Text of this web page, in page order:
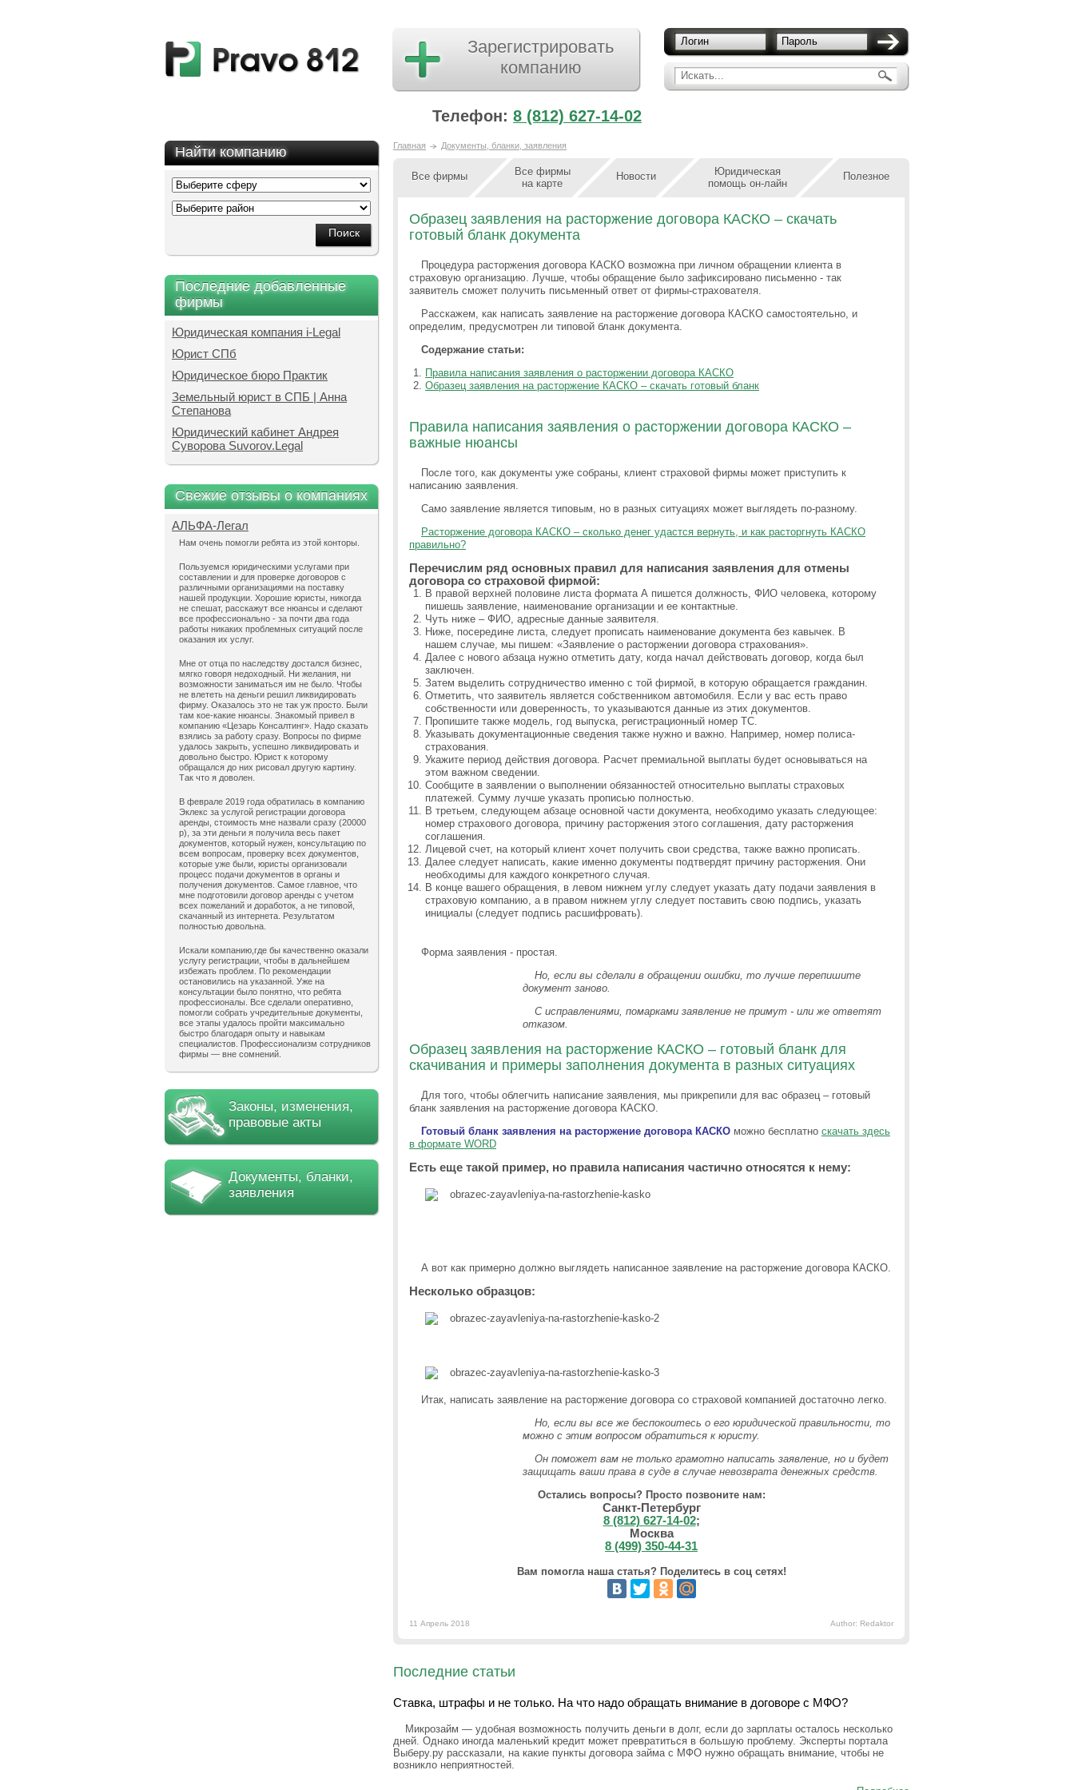
Искать...
Логин Пароль
Зарегистрировать
компанию
Телефон: 8 (812) 627-14-02
Найти компанию
Последние добавленные
фирмы
Юридическая компания i-Legal
Юрист СПб
Юридическое бюро Практик
Земельный юрист в СПБ | Анна
Степанова
Юридический кабинет Андрея
Суворова Suvorov.Legal
Свежие отзывы о компаниях
АЛЬФА-Легал
Нам очень помогли ребята из этой конторы.
Пользуемся юридическими услугами при
составлении и для проверке договоров с
различными организациями на поставку
нашей продукции. Хорошие юристы, никогда
не спешат, расскажут все нюансы и сделают
все профессионально - за почти два года
работы никаких проблемных ситуаций после
оказания их услуг.
Мне от отца по наследству достался бизнес,
мягко говоря недоходный. Ни желания, ни
возможности заниматься им не было. Чтобы
не влететь на деньги решил ликвидировать
фирму. Оказалось это не так уж просто. Были
там кое-какие нюансы. Знакомый привел в
компанию «Цезарь Консалтинг». Надо сказать
взялись за работу сразу. Вопросы по фирме
удалось закрыть, успешно ликвидировать и
довольно быстро. Юрист к которому
обращался до них рисовал другую картину.
Так что я доволен.
В феврале 2019 года обратилась в компанию
Эклекс за услугой регистрации договора
аренды, стоимость мне назвали сразу (20000
р), за эти деньги я получила весь пакет
документов, который нужен, консультацию по
всем вопросам, проверку всех документов,
которые уже были, юристы организовали
процесс подачи документов в органы и
получения документов. Самое главное, что
мне подготовили договор аренды с учетом
всех пожеланий и доработок, а не типовой,
скачанный из интернета. Результатом
полностью довольна.
Искали компанию,где бы качественно оказали
услугу регистрации, чтобы в дальнейшем
избежать проблем. По рекомендации
остановились на указанной. Уже на
консультации было понятно, что ребята
профессионалы. Все сделали оперативно,
помогли собрать учредительные документы,
все этапы удалось пройти максимально
быстро благодаря опыту и навыкам
специалистов. Профессионализм сотрудников
фирмы — вне сомнений.
Законы, изменения,
правовые акты
Документы, бланки,
заявления
Главная Документы, бланки, заявления
Все фирмы
Все фирмы
на карте
Новости
Юридическая
помощь он-лайн
Полезное
Образец заявления на расторжение договора КАСКО – скачать
готовый бланк документа
Процедура расторжения договора КАСКО возможна при личном обращении клиента в
страховую организацию. Лучше, чтобы обращение было зафиксировано письменно - так
заявитель сможет получить письменный ответ от фирмы-страхователя.
Расскажем, как написать заявление на расторжение договора КАСКО самостоятельно, и
определим, предусмотрен ли типовой бланк документа.
Содержание статьи:
Правила написания заявления о расторжении договора КАСКО
Образец заявления на расторжение КАСКО – скачать готовый бланк
Правила написания заявления о расторжении договора КАСКО –
важные нюансы
После того, как документы уже собраны, клиент страховой фирмы может приступить к
написанию заявления.
Само заявление является типовым, но в разных ситуациях может выглядеть по-разному.
Расторжение договора КАСКО – сколько денег удастся вернуть, и как расторгнуть КАСКО
правильно?
Перечислим ряд основных правил для написания заявления для отмены
договора со страховой фирмой:
В правой верхней половине листа формата А пишется должность, ФИО человека, которому
пишешь заявление, наименование организации и ее контактные.
Чуть ниже – ФИО, адресные данные заявителя.
Ниже, посередине листа, следует прописать наименование документа без кавычек. В
нашем случае, мы пишем: «Заявление о расторжении договора страхования».
Далее с нового абзаца нужно отметить дату, когда начал действовать договор, когда был
заключен.
Затем выделить сотрудничество именно с той фирмой, в которую обращается гражданин.
Отметить, что заявитель является собственником автомобиля. Если у вас есть право
собственности или доверенность, то указываются данные из этих документов.
Пропишите также модель, год выпуска, регистрационный номер ТС.
Указывать документационные сведения также нужно и важно. Например, номер полиса-
страхования.
Укажите период действия договора. Расчет премиальной выплаты будет основываться на
этом важном сведении.
Сообщите в заявлении о выполнении обязанностей относительно выплаты страховых
платежей. Сумму лучше указать прописью полностью.
В третьем, следующем абзаце основной части документа, необходимо указать следующее:
номер страхового договора, причину расторжения этого соглашения, дату расторжения
соглашения.
Лицевой счет, на который клиент хочет получить свои средства, также важно прописать.
Далее следует написать, какие именно документы подтвердят причину расторжения. Они
необходимы для каждого конкретного случая.
В конце вашего обращения, в левом нижнем углу следует указать дату подачи заявления в
страховую компанию, а в правом нижнем углу следует поставить свою подпись, указать
инициалы (следует подпись расшифровать).
Форма заявления - простая.
Но, если вы сделали в обращении ошибки, то лучше перепишите
документ заново.
С исправлениями, помарками заявление не примут - или же ответят
отказом.
Образец заявления на расторжение КАСКО – готовый бланк для
скачивания и примеры заполнения документа в разных ситуациях
Для того, чтобы облегчить написание заявления, мы прикрепили для вас образец – готовый
бланк заявления на расторжение договора КАСКО.
Готовый бланк заявления на расторжение договора КАСКО можно бесплатно скачать здесь
в формате WORD
Есть еще такой пример, но правила написания частично относятся к нему:
А вот как примерно должно выглядеть написанное заявление на расторжение договора КАСКО.
Несколько образцов:
Итак, написать заявление на расторжение договора со страховой компанией достаточно легко.
Но, если вы все же беспокоитесь о его юридической правильности, то
можно с этим вопросом обратиться к юристу.
Он поможет вам не только грамотно написать заявление, но и будет
защищать ваши права в суде в случае невозврата денежных средств.
Остались вопросы? Просто позвоните нам:
Санкт-Петербург
8 (812) 627-14-02;
Москва
8 (499) 350-44-31
Вам помогла наша статья? Поделитесь в соц сетях!
11 Апрель 2018 Author: Redaktor
Последние статьи
Ставка, штрафы и не только. На что надо обращать внимание в договоре с МФО?
Микрозайм — удобная возможность получить деньги в долг, если до зарплаты осталось несколько
дней. Однако иногда маленький кредит может превратиться в большую проблему. Эксперты портала
Выберу.ру рассказали, на какие пункты договора займа с МФО нужно обращать внимание, чтобы не
возникло неприятностей.